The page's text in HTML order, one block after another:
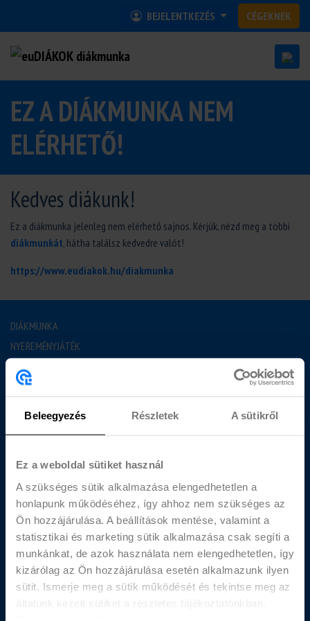
Beleegyezés Részletek A sütikről
Ez a weboldal sütiket használ
A szükséges sütik alkalmazása elengedhetetlen a
honlapunk működéséhez, így ahhoz nem szükséges az
Ön hozzájárulása. A beállítások mentése, valamint a
statisztikai és marketing sütik alkalmazása csak segíti a
munkánkat, de azok használata nem elengedhetetlen, így
kizárólag az Ön hozzájárulása esetén alkalmazunk ilyen
sütit. Ismerje meg a sütik működését és tekintse meg az
általunk kezelt sütiket a részletes tájékoztatónkban.
BEJELENTKEZÉS CÉGEKNEK
EZ A DIÁKMUNKA NEM
ELÉRHETŐ!
Kedves diákunk!
Ez a diákmunka jelenleg nem elérhető sajnos. Kérjük, nézd meg a többi
diákmunkát, hátha találsz kedvedre valót!
https://www.eudiakok.hu/diakmunka
DIÁKMUNKA
NYEREMÉNYJÁTÉK
GYAKORI KÉRDÉSEK
BLOG
JÓ TUDNI
MUNKAVÁLLALÁS FELTÉTELEI
RÓLUNK
BEMUTATKOZUNK
KAPCSOLAT
DIÁKOKNAK
CÉGEKNEK